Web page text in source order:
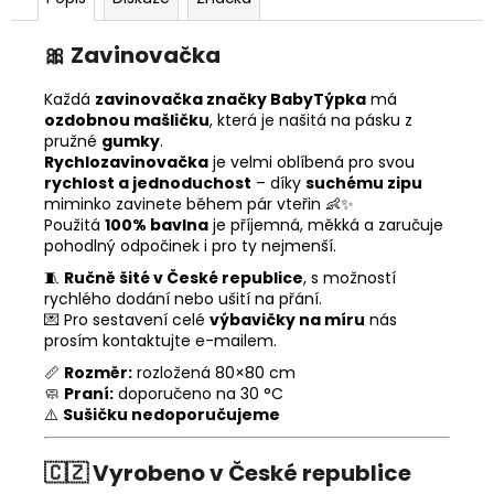
🎀 Zavinovačka
Každá zavinovačka značky BabyTýpka má
ozdobnou mašličku, která je našitá na pásku z
pružné gumky.
Rychlozavinovačka je velmi oblíbená pro svou
rychlost a jednoduchost – díky suchému zipu
miminko zavinete během pár vteřin 👶✨
Použitá 100% bavlna je příjemná, měkká a zaručuje
pohodlný odpočinek i pro ty nejmenší.
🧵 Ručně šité v České republice, s možností
rychlého dodání nebo ušití na přání.
💌 Pro sestavení celé výbavičky na míru nás
prosím kontaktujte e-mailem.
📏 Rozměr: rozložená 80×80 cm
🧼 Praní: doporučeno na 30 °C
⚠️ Sušičku nedoporučujeme
🇨🇿Vyrobeno v České republice